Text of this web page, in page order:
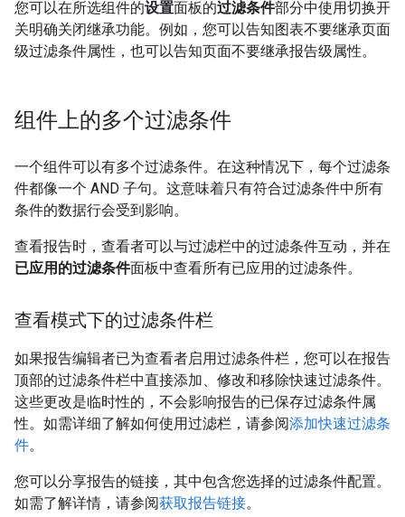
您可以在所选组件的设置面板的过滤条件部分中使用切换开
关明确关闭继承功能。例如，您可以告知图表不要继承页面
级过滤条件属性，也可以告知页面不要继承报告级属性。
组件上的多个过滤条件
一个组件可以有多个过滤条件。在这种情况下，每个过滤条
件都像一个 AND 子句。这意味着只有符合过滤条件中所有
条件的数据行会受到影响。
查看报告时，查看者可以与过滤栏中的过滤条件互动，并在
已应用的过滤条件面板中查看所有已应用的过滤条件。
查看模式下的过滤条件栏
如果报告编辑者已为查看者启用过滤条件栏，您可以在报告
顶部的过滤条件栏中直接添加、修改和移除快速过滤条件。
这些更改是临时性的，不会影响报告的已保存过滤条件属
性。如需详细了解如何使用过滤栏，请参阅添加快速过滤条
件。
您可以分享报告的链接，其中包含您选择的过滤条件配置。
如需了解详情，请参阅获取报告链接。